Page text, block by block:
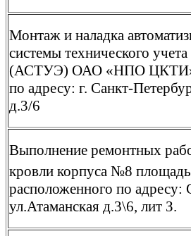
Монтаж и наладка
системы технического
(АСТУЭ) ОАО «НПО ЦКТИ»,
по адресу: г. Санкт-
д.3/6
Выполнение ремонтных
кровли корпуса №8
расположенного по адресу:
ул.Атаманская д.3\6, лит З.